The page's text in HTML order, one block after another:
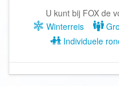
U kunt bij FOX de
Winterreis
Individuele